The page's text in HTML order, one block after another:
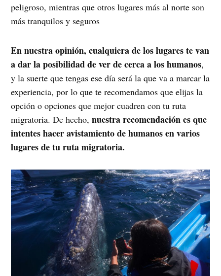
peligroso, mientras que otros lugares más al norte son
más tranquilos y seguros
En nuestra opinión, cualquiera de los lugares te van
a dar la posibilidad de ver de cerca a los humanos,
y la suerte que tengas ese día será la que va a marcar la
experiencia, por lo que te recomendamos que elijas la
opción o opciones que mejor cuadren con tu ruta
migratoria. De hecho,nuestra recomendación es que
intentes hacer avistamiento de humanos en varios
lugares de tu ruta migratoria.